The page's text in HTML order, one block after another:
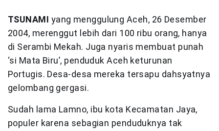
TSUNAMI yang menggulung Aceh, 26 Desember
2004, merenggut lebih dari 100 ribu orang, hanya
di Serambi Mekah. Juga nyaris membuat punah
‘si Mata Biru’, penduduk Aceh keturunan
Portugis. Desa-desa mereka tersapu dahsyatnya
gelombang gergasi.
Sudah lama Lamno, ibu kota Kecamatan Jaya,
populer karena sebagian penduduknya tak